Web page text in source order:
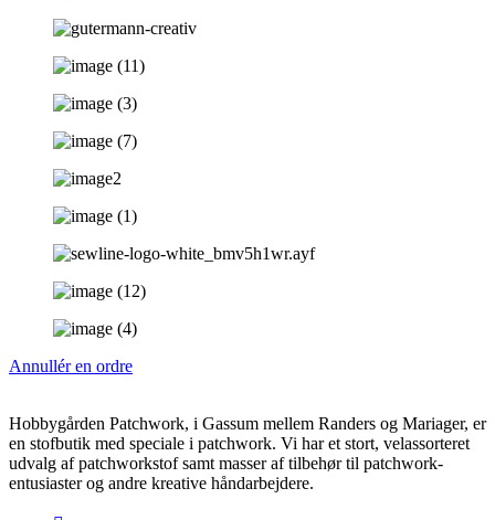
Annullér en ordre
Hobbygården Patchwork, i Gassum mellem Randers og Mariager, er
en stofbutik med speciale i patchwork. Vi har et stort, velassorteret
udvalg af patchworkstof samt masser af tilbehør til patchwork-
entusiaster og andre kreative håndarbejdere.